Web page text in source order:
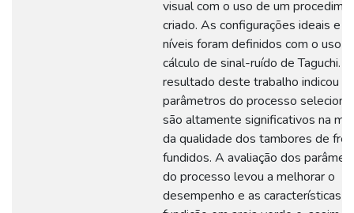
visual com o uso de um
criado. As configurações ideais e
níveis foram definidos com o uso
cálculo de sinal-ruído de Taguchi. O
resultado deste trabalho indicou
parâmetros do processo
são altamente significativos na
da qualidade dos tambores de
fundidos. A avaliação dos
do processo levou a melhorar o
desempenho e as características